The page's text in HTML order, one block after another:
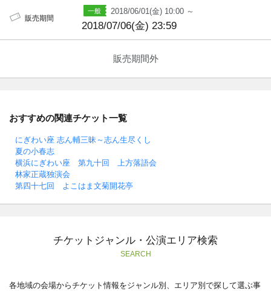
販売期間
2018/06/01(金) 10:00 ～
2018/07/06(金) 23:59
販売期間外
おすすめの関連チケット一覧
にぎわい座 志ん輔三昧～志ん生尽くし
夏の小春志
横浜にぎわい座 第九十回 上方落語会
林家正蔵独演会
第四十七回 よこはま文菊開花亭
チケットジャンル・公演エリア検索
SEARCH
各地域の会場からチケット情報をジャンル別、エリア別で探して選ぶ事